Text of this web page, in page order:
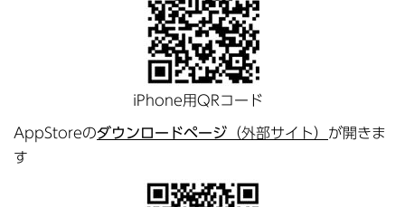
iPhone用QRコード
AppStoreのダウンロードページ （外部サイト） が開きま
す